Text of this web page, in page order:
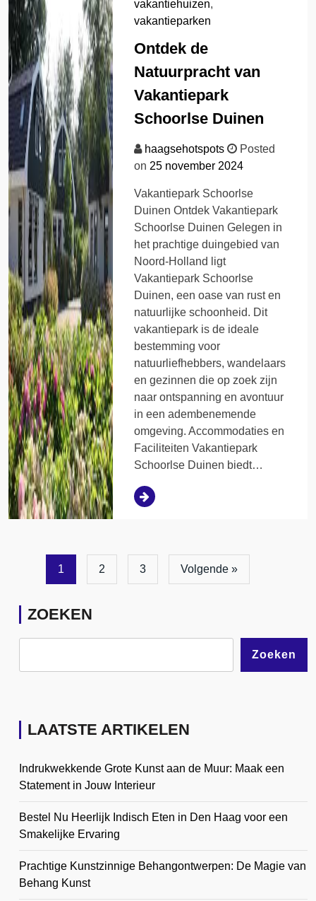
vakantiehuizen,
vakantieparken
Ontdek de
Natuurpracht van
Vakantiepark
Schoorlse Duinen
haagsehotspots
Posted
on25 november 2024
Vakantiepark Schoorlse
Duinen Ontdek Vakantiepark
Schoorlse Duinen Gelegen in
het prachtige duingebied van
Noord-Holland ligt
Vakantiepark Schoorlse
Duinen, een oase van rust en
natuurlijke schoonheid. Dit
vakantiepark is de ideale
bestemming voor
natuurliefhebbers, wandelaars
en gezinnen die op zoek zijn
naar ontspanning en avontuur
in een adembenemende
omgeving. Accommodaties en
Faciliteiten Vakantiepark
Schoorlse Duinen biedt…
1 2 3 Volgende »
ZOEKEN
Zoeken
LAATSTE ARTIKELEN
Indrukwekkende Grote Kunst aan de Muur: Maak een
Statement in Jouw Interieur
Bestel Nu Heerlijk Indisch Eten in Den Haag voor een
Smakelijke Ervaring
Prachtige Kunstzinnige Behangontwerpen: De Magie van
Behang Kunst